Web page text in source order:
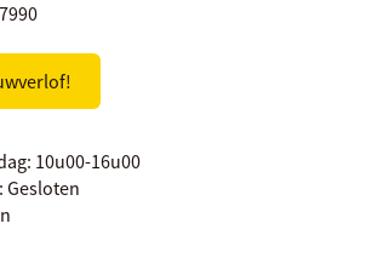
10u00-16u00
Gesloten